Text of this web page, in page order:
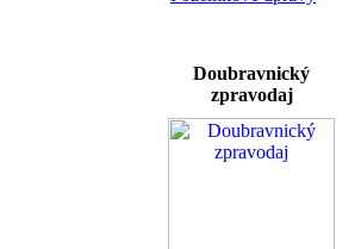
Doubravnický
zpravodaj